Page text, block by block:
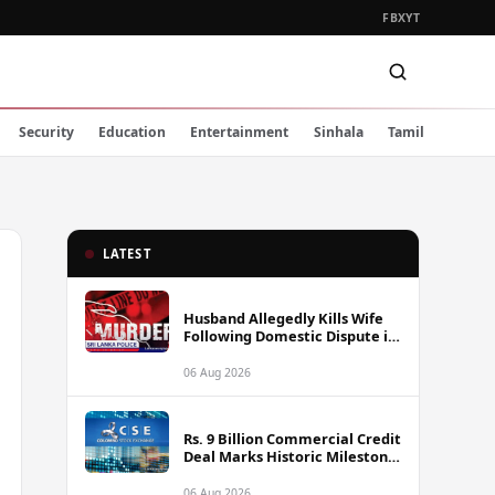
FBXYT
Security Education Entertainment Sinhala Tamil
LATEST
Husband Allegedly Kills Wife
Following Domestic Dispute in
06 Aug 2026
Rs. 9 Billion Commercial Credit
Deal Marks Historic Milestone